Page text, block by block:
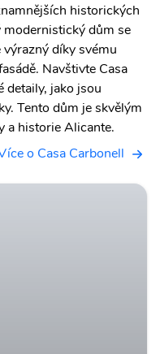
historických
modernistický dům se
díky svému
Navštivte Casa
detaily, jako jsou
Tento dům je skvělým
a historie Alicante.
o Casa Carbonell